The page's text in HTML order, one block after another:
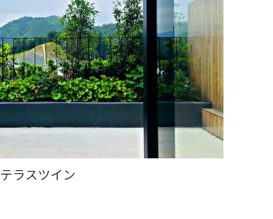
テラスツイン